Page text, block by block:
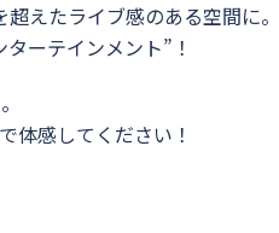
えたライブ感のある空間に。
ーテインメント”！
体感してください！